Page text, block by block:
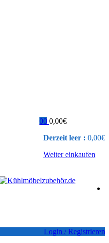
0 0,00€
Derzeit leer : 0,00€
Weiter einkaufen
0
Login / Registrieren